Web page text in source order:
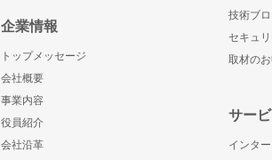
企業情報
トップメッセージ
会社概要
事業内容
役員紹介
会社沿革
技術ブ
セキュ
取材の
サー
インタ